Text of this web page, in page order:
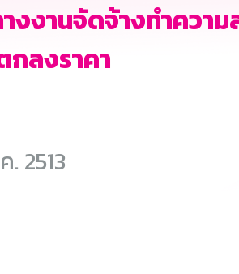
งงานจัดจ้างทำควา
กลงราคา
2513